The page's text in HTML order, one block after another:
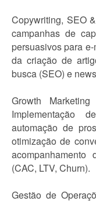
Copywriting, SEO
campanhas de
persuasivos para
da criação de
busca (SEO) e
Growth
Implementação
automação de
otimização de
(CAC, LTV, Churn).
Gestão de